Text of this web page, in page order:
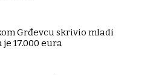
Grđevcu skrivio mladi
17.000 eura